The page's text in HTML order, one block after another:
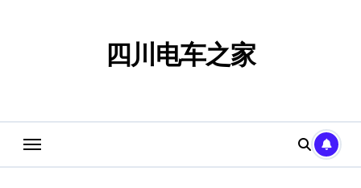
四川电车之家